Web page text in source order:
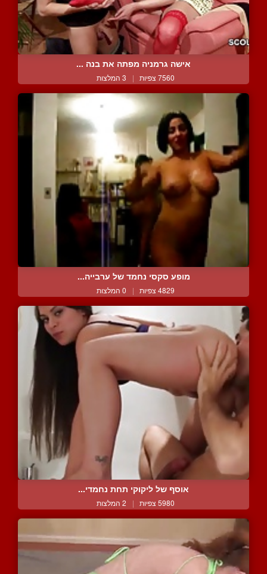
אישה גרמניה מפתה את בנה ...
7560 צפיות | 3 המלצות
מופע סקסי נחמד של ערבייה...
4829 צפיות | 0 המלצות
אוסף של ליקוקי תחת נחמדי...
5980 צפיות | 2 המלצות